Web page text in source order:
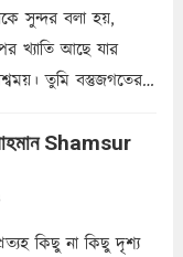
সুন্দর বলা হয়,
খ্যাতি আছে যার
তুমি বস্তুজগতের
সুন্দরী বলা চলে,
Shamsur
কিছু না কিছু দৃশ্য